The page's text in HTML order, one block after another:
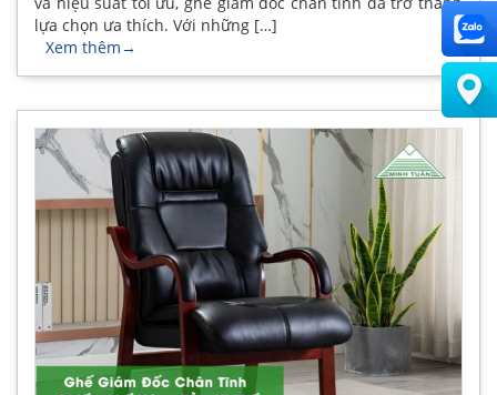
lựa chọn ưa thích. Với những […]
Xem thêm→